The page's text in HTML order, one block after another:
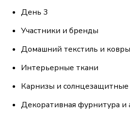
День 3
Участники и бренды
Домашний текстиль и ковры
Интерьерные ткани
Карнизы и солнцезащитные
Декоративная фурнитура и